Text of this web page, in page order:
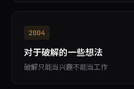
2004
对于破解的一些想法
破解只能当兴趣不能当工作